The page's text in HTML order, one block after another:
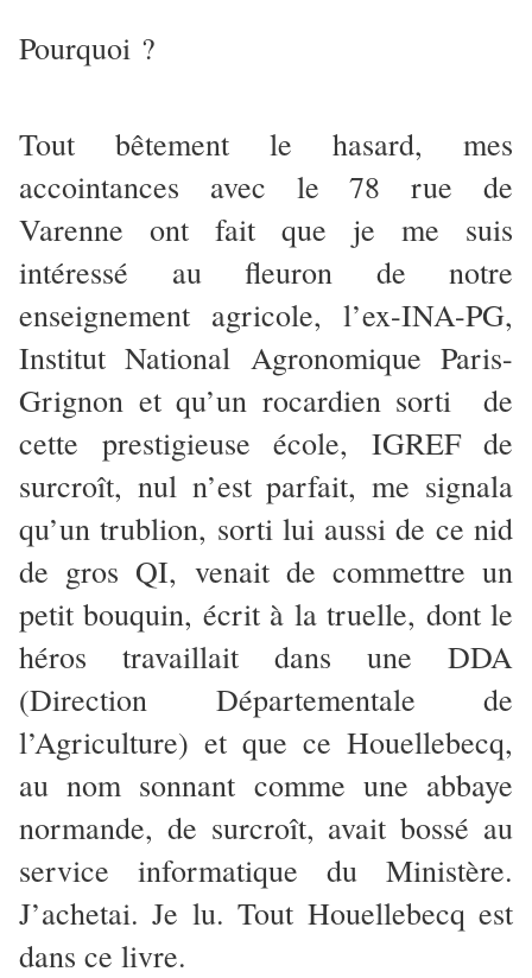
Pourquoi ?
Tout bêtement le hasard, mes
accointances avec le 78 rue de
Varenne ont fait que je me suis
intéressé au fleuron de notre
enseignement agricole, l’ex-INA-PG,
Institut National Agronomique Paris-
Grignon et qu’un rocardien sorti de
cette prestigieuse école, IGREF de
surcroît, nul n’est parfait, me signala
qu’un trublion, sorti lui aussi de ce nid
de gros QI, venait de commettre un
petit bouquin, écrit à la truelle, dont le
héros travaillait dans une DDA
(Direction Départementale de
l’Agriculture) et que ce Houellebecq,
au nom sonnant comme une abbaye
normande, de surcroît, avait bossé au
service informatique du Ministère.
J’achetai. Je lu. Tout Houellebecq est
dans ce livre.